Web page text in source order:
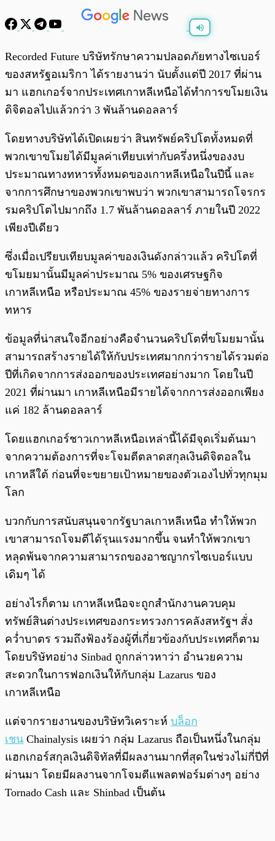
/
Recorded Future บริษัทรักษาความปลอดภัยทางไซเบอร์
ของสหรัฐอเมริกา ได้รายงานว่า นับตั้งแต่ปี 2017 ที่ผ่าน
มา แฮกเกอร์จากประเทศเกาหลีเหนือได้ทำการขโมยเงิน
ดิจิตอลไปแล้วกว่า 3 พันล้านดอลลาร์
โดยทางบริษัทได้เปิดเผยว่า สินทรัพย์คริปโตทั้งหมดที่
พวกเขาขโมยได้มีมูลค่าเทียบเท่ากับครึ่งหนึ่งของงบ
ประมาณทางทหารทั้งหมดของเกาหลีเหนือในปีนี้ และ
จากการศึกษาของพวกเขาพบว่า พวกเขาสามารถโจรกร
รมคริปโตไปมากถึง 1.7 พันล้านดอลลาร์ ภายในปี 2022
เพียงปีเดียว
ซึ่งเมื่อเปรียบเทียบมูลค่าของเงินดังกล่าวแล้ว คริปโตที่
ขโมยมานั้นมีมูลค่าประมาณ 5% ของเศรษฐกิจ
เกาหลีเหนือ หรือประมาณ 45% ของรายจ่ายทางการ
ทหาร
ข้อมูลที่น่าสนใจอีกอย่างคือจำนวนคริปโตที่ขโมยมานั้น
สามารถสร้างรายได้ให้กับประเทศมากกว่ารายได้รวมต่อ
ปีที่เกิดจากการส่งออกของประเทศอย่างมาก โดยในปี
2021 ที่ผ่านมา เกาหลีเหนือมีรายได้จากการส่งออกเพียง
แค่ 182 ล้านดอลลาร์
โดยแฮกเกอร์ชาวเกาหลีเหนือเหล่านี้ได้มีจุดเริ่มต้นมา
จากความต้องการที่จะโจมตีตลาดสกุลเงินดิจิตอลใน
เกาหลีใต้ ก่อนที่จะขยายเป้าหมายของตัวเองไปทั่วทุกมุม
โลก
บวกกับการสนับสนุนจากรัฐบาลเกาหลีเหนือ ทำให้พวก
เขาสามารถโจมตีได้รุนแรงมากขึ้น จนทำให้พวกเขา
หลุดพ้นจากความสามารถของอาชญากรไซเบอร์แบบ
เดิมๆ ได้
อย่างไรก็ตาม เกาหลีเหนือจะถูกสำนักงานควบคุม
ทรัพย์สินต่างประเทศของกระทรวงการคลังสหรัฐฯ สั่ง
คว่ำบาตร รวมถึงฟ้องร้องผู้ที่เกี่ยวข้องกับประเทศก็ตาม
โดยบริษัทอย่าง Sinbad ถูกกล่าวหาว่า อำนวยความ
สะดวกในการฟอกเงินให้กับกลุ่ม Lazarus ของ
เกาหลีเหนือ
แต่จากรายงานของบริษัทวิเคราะห์ บล็อก
เชน Chainalysis เผยว่า กลุ่ม Lazarus ถือเป็นหนึ่งในกลุ่ม
แฮกเกอร์สกุลเงินดิจิทัลที่มีผลงานมากที่สุดในช่วงไม่กี่ปีที่
ผ่านมา โดยมีผลงานจากโจมตีแพลตฟอร์มต่างๆ อย่าง
Tornado Cash และ Shinbad เป็นต้น